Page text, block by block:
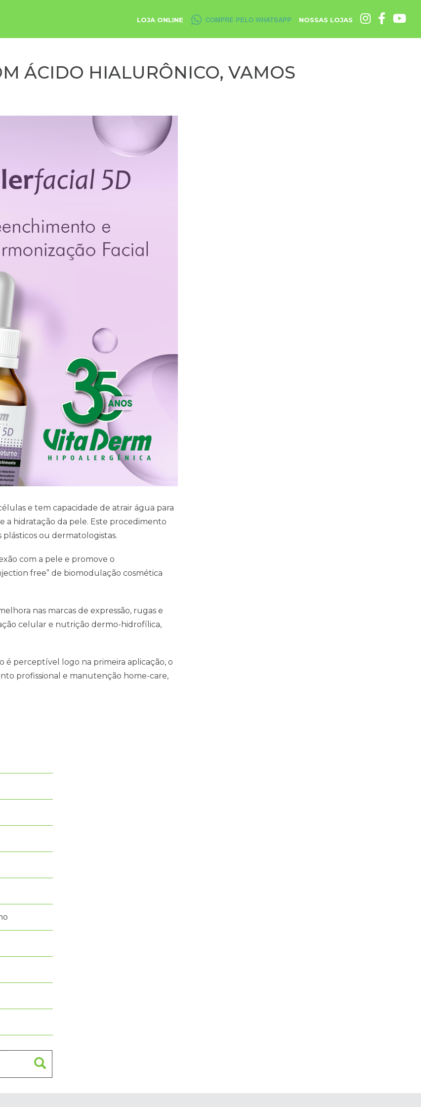
LOJA ONLINE COMPRE PELO WHATSAPP NOSSAS LOJAS
ÁCIDO HIALURÔNICO, VAMOS
e tem capacidade de atrair água para
a hidratação da pele. Este procedimento
ou dermatologistas.
com a pele e promove o
free” de biomodulação cosmética
nas marcas de expressão, rugas e
celular e nutrição dermo-hidrofílica,
é perceptível logo na primeira aplicação, o
profissional e manutenção home-care,